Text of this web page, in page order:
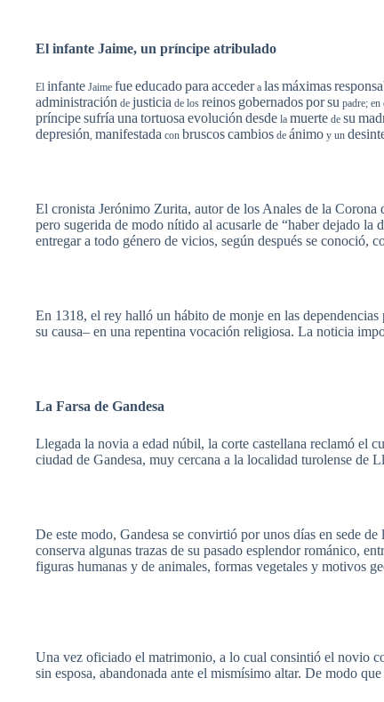
El infante Jaime, un príncipe atribulado
El infante Jaime fueeducadopara accedera lasmáximas
administración de justicia de los reinos gobernadosporsu padre; en
príncipesufría una tortuosa evolución desde la muerte de su
depresión, manifestada con bruscoscambios de ánimo y un
El cronista Jerónimo Zurita, autorde los Anales de la Corona
pero sugerida de modo nítido al acusarle de “haber dejado la
entregara todo género de vicios, según después se conoció,
En 1318, el rey halló un hábito de monje en las dependencias
su causa– en una repentina vocación religiosa. La noticia
La Farsa de Gandesa
Llegada la novia a edad núbil, la corte castellana reclamó el
ciudad de Gandesa, muy cercana a la localidad turolense de
De este modo, Gandesa se convirtió por unos días en sede de
conserva algunas trazas de su pasado esplendor románico,
figuras humanas y de animales, formas vegetales y motivos
Una vez oficiado el matrimonio, a lo cual consintió el novio
sin esposa, abandonada ante el mismísimo altar. De modo que